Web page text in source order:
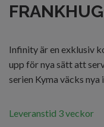
Infinity är en exklusiv
upp för nya sätt att
serien Kyma väcks
Leveranstid 3 veckor